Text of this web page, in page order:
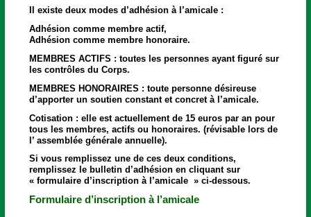
Il existe deux modes d’adhésion à l’amicale :
Adhésion comme membre actif,
Adhésion comme membre honoraire.
MEMBRES ACTIFS : toutes les personnes ayant figuré sur
les contrôles du Corps.
MEMBRES HONORAIRES : toute personne désireuse
d’apporter un soutien constant et concret à l’amicale.
Cotisation : elle est actuellement de 15 euros par an pour
tous les membres, actifs ou honoraires. (révisable lors de
l’ assemblée générale annuelle).
Si vous remplissez une de ces deux conditions,
remplissez le bulletin d’adhésion en cliquant sur
« formulaire d’inscription à l’amicale » ci-dessous.
Formulaire d’inscription à l’amicale